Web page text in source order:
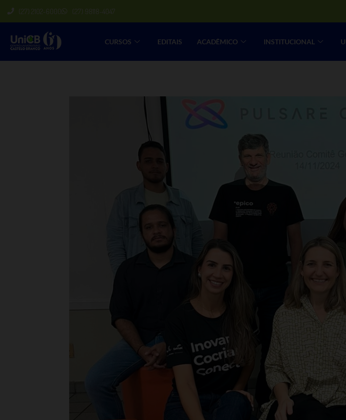
(27) 2102-6000 (27) 98118-4047
CURSOS EDITAIS ACADÊMICO INSTITUCIONAL